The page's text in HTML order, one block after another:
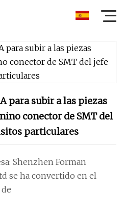
para subir a las piezas
conector de SMT del
particulares
Shenzhen Forman
se ha convertido en el